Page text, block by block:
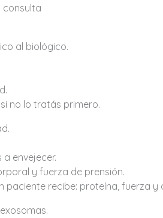
consulta
al biológico.
no lo tratás primero.
envejecer.
y fuerza de prensión.
paciente recibe: proteína, fuerza y